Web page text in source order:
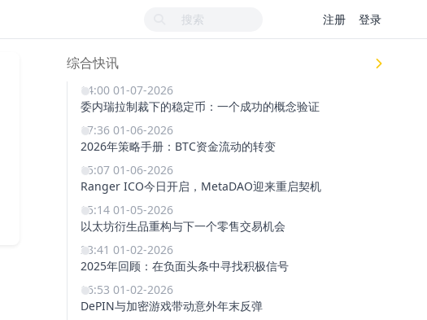
注册 登录
综合快讯
14:00 01-07-2026
委内瑞拉制裁下的稳定币：一个成功的概念验证
17:36 01-06-2026
2026年策略手册：BTC资金流动的转变
15:07 01-06-2026
Ranger ICO今日开启，MetaDAO迎来重启契机
15:14 01-05-2026
以太坊衍生品重构与下一个零售交易机会
23:41 01-02-2026
2025年回顾：在负面头条中寻找积极信号
16:53 01-02-2026
DePIN与加密游戏带动意外年末反弹